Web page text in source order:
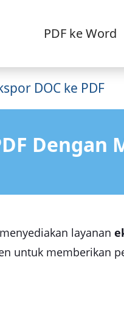
PDF ke Word
DOC ke PDF
layanan
untuk memberikan